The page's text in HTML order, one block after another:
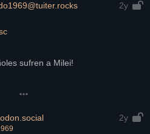
2y
sufren a Milei!
2y